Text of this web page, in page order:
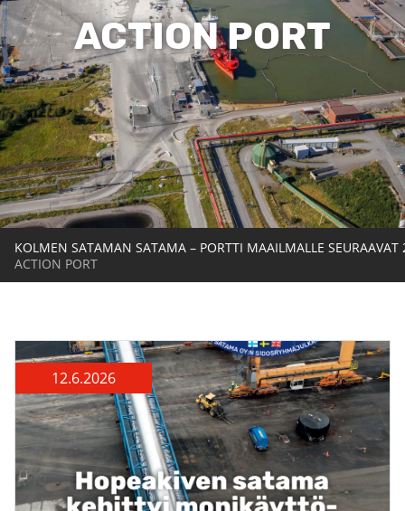
ACTION PORT
KOLMEN SATAMAN SATAMA – PORTTI MAAILMALLE SEURAAVAT
ACTION PORT
12.6.2026